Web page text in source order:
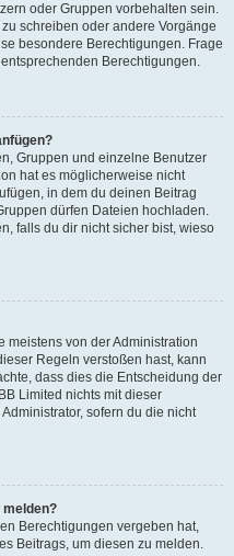
oder Gruppen vorbehalten sein.
schreiben oder andere Vorgänge
besondere Berechtigungen. Frage
Berechtigungen.
Gruppen und einzelne Benutzer
hat es möglicherweise nicht
in dem du deinen Beitrag
dürfen Dateien hochladen.
falls du dir nicht sicher bist, wieso
meistens von der Administration
Regeln verstoßen hast, kann
dass dies die Entscheidung der
Limited nichts mit dieser
sofern du die nicht
melden?
Berechtigungen vergeben hat,
Beitrags, um diesen zu melden.